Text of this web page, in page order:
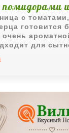
помидорами
с
готовится
очень
для